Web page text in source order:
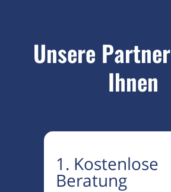
Unsere
Ihnen
1. Kostenlose
Beratung